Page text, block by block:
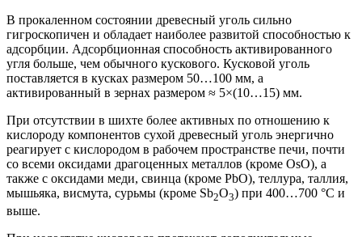
В прокаленном состоянии древесный уголь сильно
гигроскопичен и обладает наиболее развитой способностью к
адсорбции. Адсорбционная способность активированного
угля больше, чем обычного кускового. Кусковой уголь
поставляется в кусках размером 50…100 мм, а
активированный в зернах размером ≈ 5×(10…15) мм.
При отсутствии в шихте более активных по отношению к
кислороду компонентов сухой древесный уголь энергично
реагирует с кислородом в рабочем пространстве печи, почти
со всеми оксидами драгоценных металлов (кроме OsO), а
также с оксидами меди, свинца (кроме РbО), теллура, таллия,
мышьяка, висмута, сурьмы (кроме Sb2O3) при 400…700 °С и
выше.